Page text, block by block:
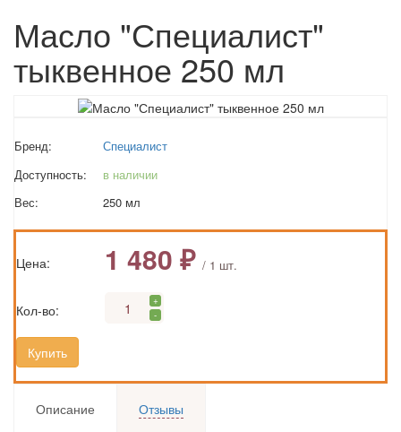
Масло "Специалист"
тыквенное 250 мл
Бренд:
Специалист
Доступность:
в наличии
Вес:
250 мл
Цена: 1 480 ₽ / 1 шт.
Кол-во:
+
-
Купить
Описание
Отзывы